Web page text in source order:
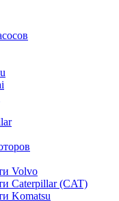
Volvo
Caterpillar (CAT)
Komatsu